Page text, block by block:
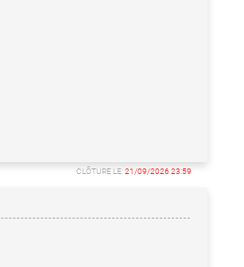
CLÔTURE LE:21/09/2026 23:59